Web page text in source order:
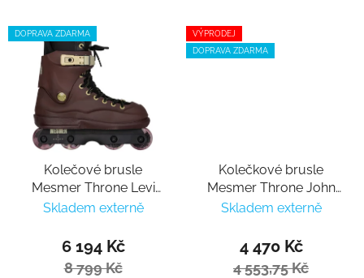
DOPRAVA ZDARMA
Kolečové brusle
Mesmer Throne Levi
van Rijn Pro
Skladem externě
6 194 Kč
8 799 Kč
VÝPRODEJ
DOPRAVA ZDARMA
Kolečkové brusle
Mesmer Throne John
Bolino V1
Skladem externě
4 470 Kč
4 553,75 Kč